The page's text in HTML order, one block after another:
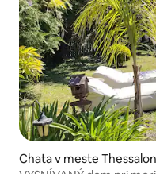
Chata v meste